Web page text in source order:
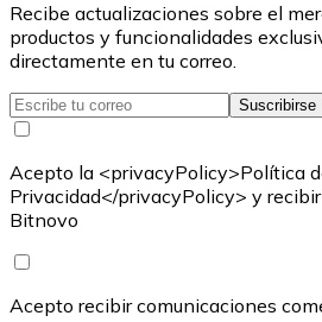
Recibe actualizaciones sobre el
productos y funcionalidades
directamente en tu correo.
Suscribirse
Acepto la <privacyPolicy>Política
Privacidad</privacyPolicy> y
Bitnovo
Acepto recibir comunicaciones